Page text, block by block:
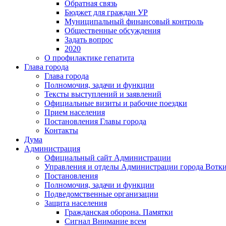
Обратная связь
Бюджет для граждан УР
Муниципальный финансовый контроль
Общественные обсуждения
Задать вопрос
2020
О профилактике гепатита
Глава города
Глава города
Полномочия, задачи и функции
Тексты выступлений и заявлений
Официальные визиты и рабочие поездки
Прием населения
Постановления Главы города
Контакты
Дума
Администрация
Официальный сайт Администрации
Управления и отделы Администрации города
Постановления
Полномочия, задачи и функции
Подведомственные организации
Защита населения
Гражданская оборона. Памятки
Сигнал Внимание всем